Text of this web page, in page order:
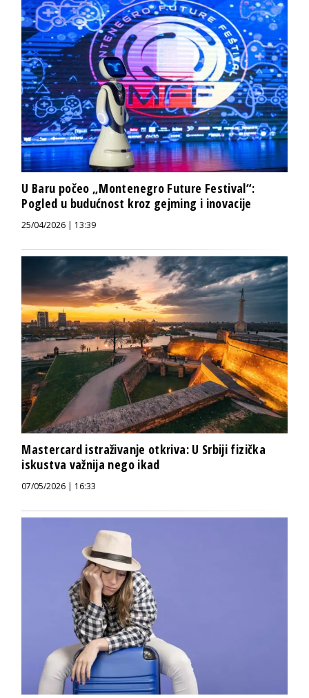
U Baru počeo „Montenegro Future Festival“:
Pogled u budućnost kroz gejming i inovacije
25/04/2026 | 13:39
Mastercard istraživanje otkriva: U Srbiji fizička
iskustva važnija nego ikad
07/05/2026 | 16:33